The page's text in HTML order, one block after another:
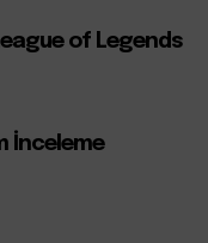
of Legends
İnceleme